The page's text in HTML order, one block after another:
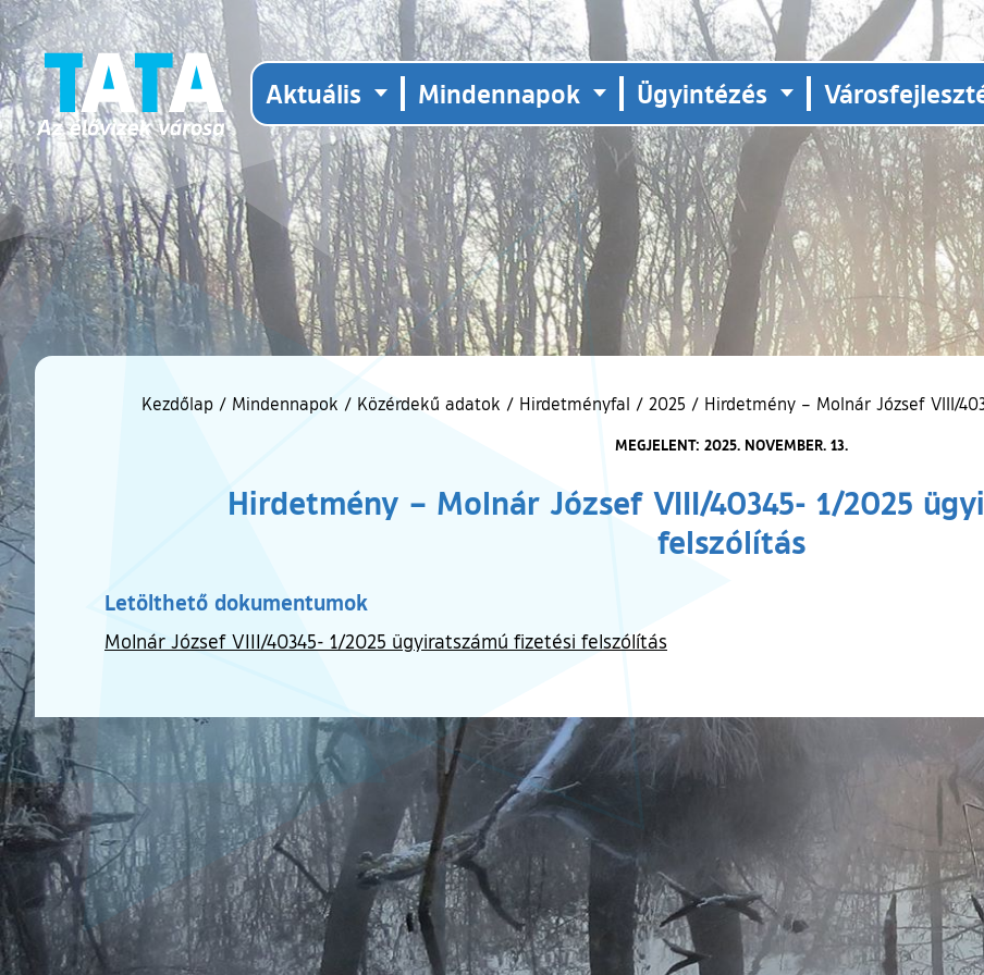
Aktuális Mindennapok Ügyintézés
Kezdőlap / Mindennapok / Közérdekű adatok / Hirdetményfal / 2025 / Hirdetmény – Molnár József VIII/
MEGJELENT: 2025. NOVEMBER. 13.
Hirdetmény – Molnár József VIII/40345- 1/2025
felszólítás
Letölthető dokumentumok
Molnár József VIII/40345- 1/2025 ügyiratszámú fizetési felszólítás